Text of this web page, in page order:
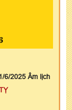
6/2025 Âm lịch